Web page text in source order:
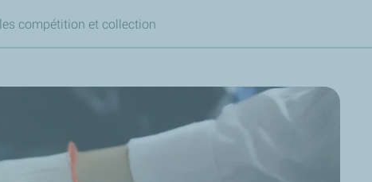
compétition et collection